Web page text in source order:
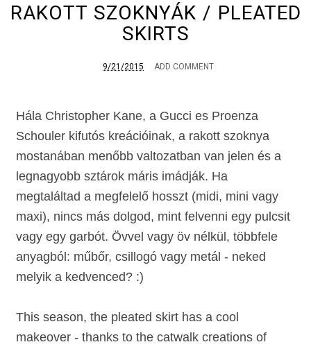
RAKOTT SZOKNYÁK / PLEATED
SKIRTS
9/21/2015 ADD COMMENT
Hála Christopher Kane, a Gucci es Proenza
Schouler kifutós kreációinak, a rakott szoknya
mostanában menőbb valtozatban van jelen és a
legnagyobb sztárok máris imádják. Ha
megtaláltad a megfelelő hosszt (midi, mini vagy
maxi), nincs más dolgod, mint felvenni egy pulcsit
vagy egy garbót. Övvel vagy öv nélkül, többfele
anyagból: műbőr, csillogó vagy metál - neked
melyik a kedvenced? :)
This season, the pleated skirt has a cool
makeover - thanks to the catwalk creations of